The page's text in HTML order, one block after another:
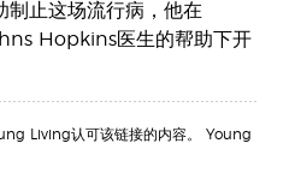
制止这场流行病，他在
Hopkins医生的帮助下开
Living认可该链接的内容。 Young